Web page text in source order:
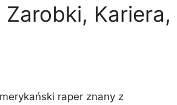
Kariera,
raper znany z